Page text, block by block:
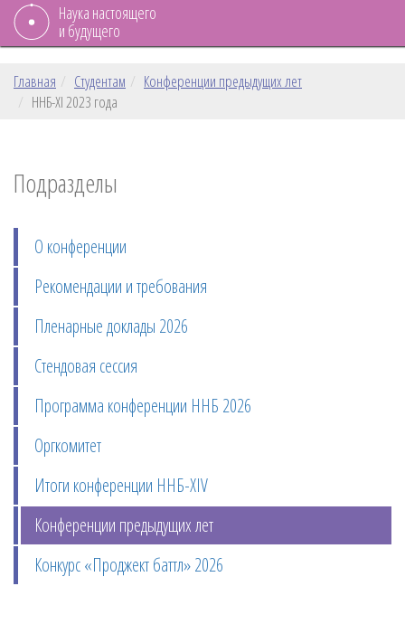
Наука настоящего
и будущего
Главная Студентам
Конференции предыдущих лет
ННБ-XI 2023 года
Подразделы
О конференции
Рекомендации и требования
Пленарные доклады 2026
Стендовая сессия
Программа конференции ННБ 2026
Оргкомитет
Итоги конференции ННБ-XIV
Конференции предыдущих лет
Конкурс «Проджект баттл» 2026